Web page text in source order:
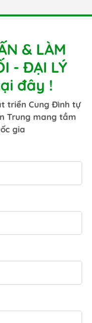
& LÀM
- ĐẠI LÝ
đây !
triển Cung Đình tự
Trung mang tầm
gia